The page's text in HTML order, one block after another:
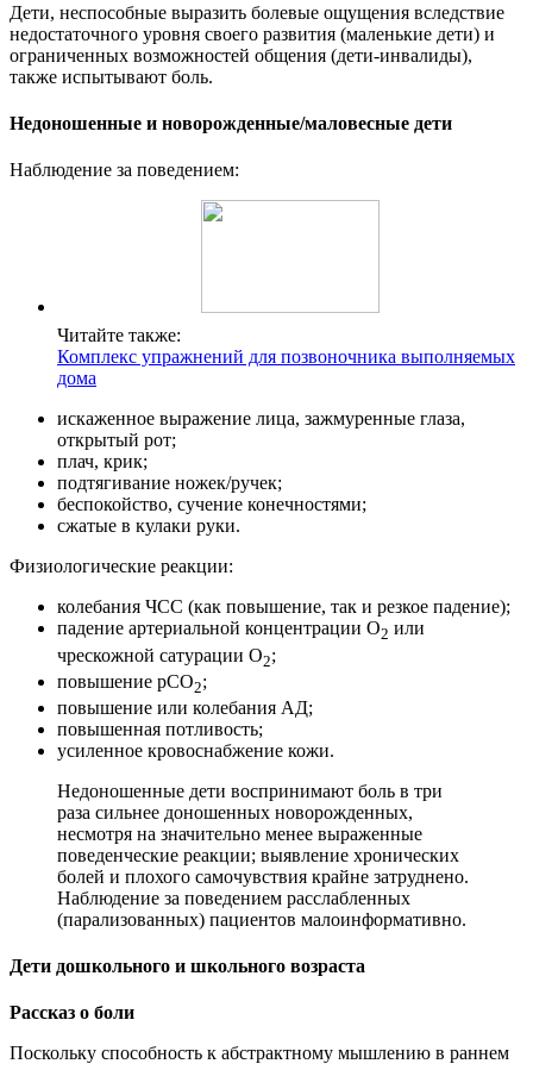
Дети, неспособные выразить болевые ощущения вследствие
недостаточного уровня своего развития (маленькие дети) и
ограниченных возможностей общения (дети-инвалиды),
также испытывают боль.
Недоношенные и новорожденные/маловесные дети
Наблюдение за поведением:
Читайте также:
Комплекс упражнений для позвоночника выполняемых
дома
искаженное выражение лица, зажмуренные глаза,
открытый рот;
плач, крик;
подтягивание ножек/ручек;
беспокойство, сучение конечностями;
сжатые в кулаки руки.
Физиологические реакции:
колебания ЧСС (как повышение, так и резкое падение);
падение артериальной концентрации O2 или
чрескожной сатурации O2;
повышение pCO2;
повышение или колебания АД;
повышенная потливость;
усиленное кровоснабжение кожи.
Недоношенные дети воспринимают боль в три
раза сильнее доношенных новорожденных,
несмотря на значительно менее выраженные
поведенческие реакции; выявление хронических
болей и плохого самочувствия крайне затруднено.
Наблюдение за поведением расслабленных
(парализованных) пациентов малоинформативно.
Дети дошкольного и школьного возраста
Рассказ о боли
Поскольку способность к абстрактному мышлению в раннем